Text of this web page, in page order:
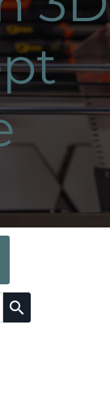
search